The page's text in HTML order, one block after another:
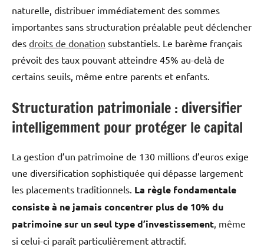
naturelle, distribuer immédiatement des sommes
importantes sans structuration préalable peut déclencher
des droits de donation substantiels. Le barème français
prévoit des taux pouvant atteindre 45% au-delà de
certains seuils, même entre parents et enfants.
Structuration patrimoniale : diversifier
intelligemment pour protéger le capital
La gestion d’un patrimoine de 130 millions d’euros exige
une diversification sophistiquée qui dépasse largement
les placements traditionnels. La règle fondamentale
consiste à ne jamais concentrer plus de 10% du
patrimoine sur un seul type d’investissement , même
si celui-ci paraît particulièrement attractif.